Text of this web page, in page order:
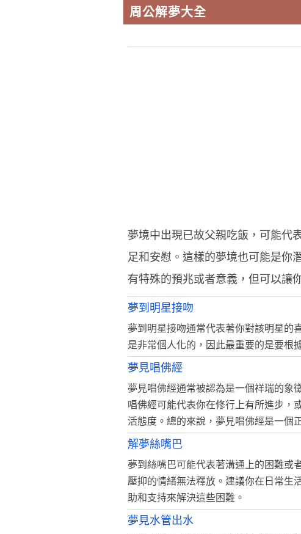
周公解夢大全
夢境中出現已故父親吃飯，可能代
足和安慰。這樣的夢境也可能是你
有特殊的預兆或者意義，但可以讓
夢到明星接吻
夢到明星接吻通常代表著你對該明星的
是非常個人化的，因此最重要的是要根
夢見唱佛經
夢見唱佛經通常被認為是一個祥瑞的象
唱佛經可能代表你在修行上有所進步，
活態度。總的來說，夢見唱佛經是一個
解夢絲嘴巴
夢到絲嘴巴可能代表著溝通上的困難或
壓抑的情緒無法釋放。建議你在日常生
助和支持來解決這些困難。
夢見水管出水